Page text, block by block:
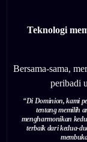
Teknologi
Bersama-sama,
peribadi
“Di Dominion, kami
tentang memilih
mengharmonikan
terbaik dari kedua-